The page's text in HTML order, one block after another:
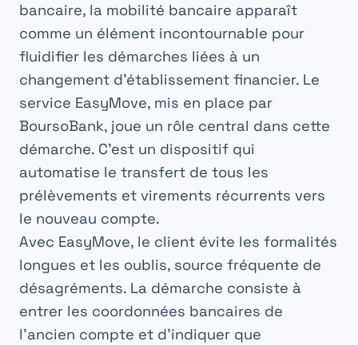
bancaire, la mobilité bancaire apparaît
comme un élément incontournable pour
fluidifier les démarches liées à un
changement d’établissement financier. Le
service EasyMove, mis en place par
BoursoBank, joue un rôle central dans cette
démarche. C’est un dispositif qui
automatise le transfert de tous les
prélèvements et virements récurrents vers
le nouveau compte.
Avec EasyMove, le client évite les formalités
longues et les oublis, source fréquente de
désagréments. La démarche consiste à
entrer les coordonnées bancaires de
l’ancien compte et d’indiquer que